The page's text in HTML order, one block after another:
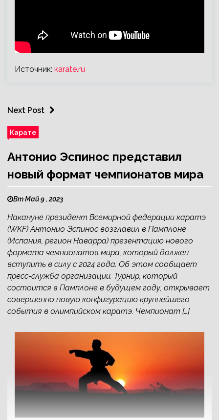
Источник: karate.ru
Next Post
Карате
Антонио Эспинос представил
новый формат чемпионатов мира
Вт Май 9 , 2023
Накануне президент Всемирной федерации каратэ
(WKF) Антонио Эспинос возглавил в Памплоне
(Испания, регион Наварра) презентацию нового
формата чемпионатов мира, который должен
вступить в силу с 2024 года. Об этом сообщает
пресс-служба организации. Турнир, который
состоится в Памплоне в будущем году, открывает
совершенно новую конфигурацию крупнейшего
события в олимпийском каратэ. Чемпионат […]